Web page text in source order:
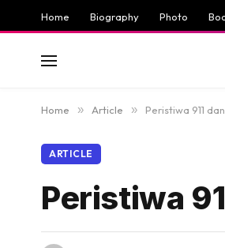
Home Biography Photo
Home » Article » Peristiwa 911
ARTICLE
Peristiwa